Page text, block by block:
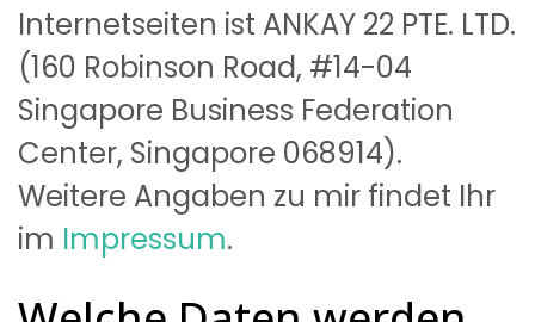
Internetseiten ist ANKAY 22 PTE. LTD.
(160 Robinson Road, #14-04
Singapore Business Federation
Center, Singapore 068914).
Weitere Angaben zu mir findet Ihr
im Impressum.